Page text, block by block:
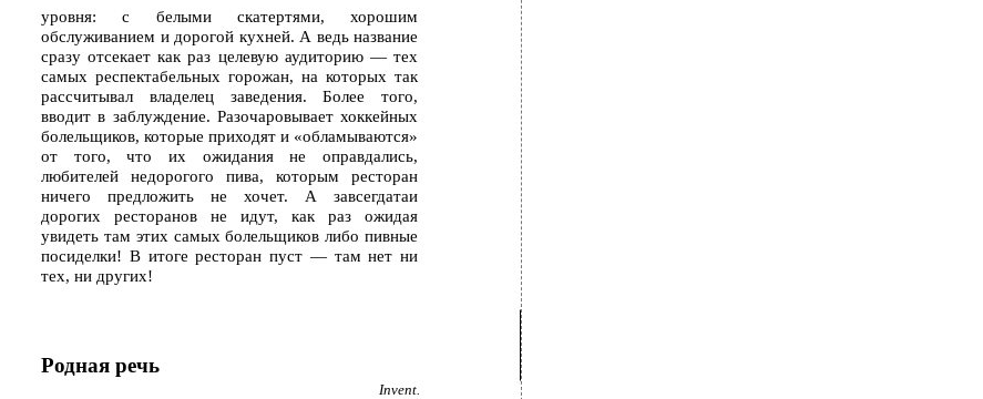
уровня: с белыми скатертями, хорошим
обслуживанием и дорогой кухней. А ведь название
сразу отсекает как раз целевую аудиторию — тех
самых респектабельных горожан, на которых так
рассчитывал владелец заведения. Более того,
вводит в заблуждение. Разочаровывает хоккейных
болельщиков, которые приходят и «обламываются»
от того, что их ожидания не оправдались,
любителей недорогого пива, которым ресторан
ничего предложить не хочет. А завсегдатаи
дорогих ресторанов не идут, как раз ожидая
увидеть там этих самых болельщиков либо пивные
посиделки! В итоге ресторан пуст — там нет ни
тех, ни других!
Родная речь
Invent.